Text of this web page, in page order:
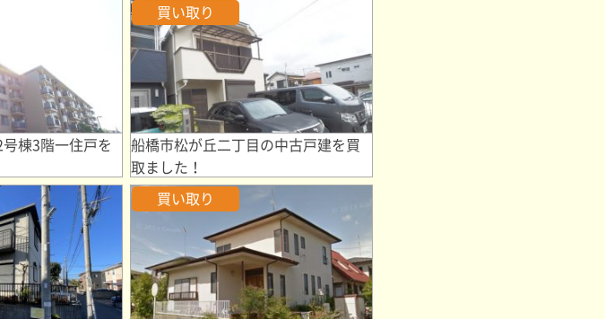
棟3階一住戸を
買い取り
船橋市松が丘二丁目の中古戸建を買
取ました！
買い取り